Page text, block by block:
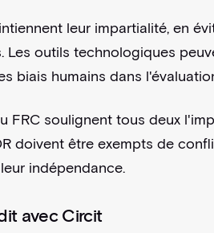
leur impartialité, en
outils technologiques
biais humains dans
FRC soulignent tous deux
doivent être exempts de
indépendance.
avec Circit